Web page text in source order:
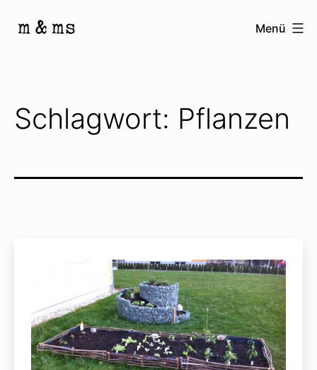
Inhalt
&
Menü
Schlagwort: Pflanzen